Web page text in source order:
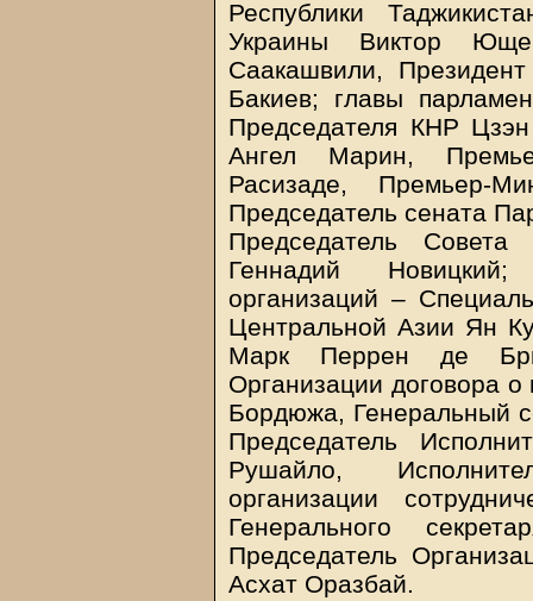
Республики
Украины Виктор
Саакашвили,
Бакиев; главы
Председателя КНР
Ангел Марин,
Расизаде, Премьер-
Председатель сената
Председатель Совета
Геннадий Новицкий;
организаций –
Центральной Азии Ян
Марк Перрен де
Организации договора о
Бордюжа, Генеральный
Председатель
Рушайло,
организации
Генерального
Председатель
Асхат Оразбай.